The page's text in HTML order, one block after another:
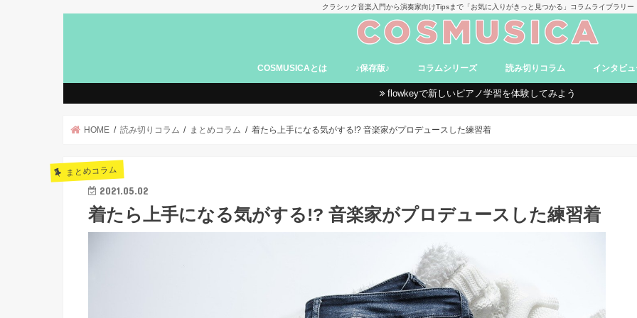
クラシック音楽入門から演奏家向けTipsまで「お気に入りがきっと見つかる」コラムライブラリー
COSMUSICAとは ♪保存版♪ コラムシリーズ
卑弥呼のバッハ探究
World Concert Tour
音楽家のメンタルトレーニング
世界史×吹奏楽 ～時を超えた響き～
オーケストラ日誌！in Germany
そよかとぶらり♪ クラシックデート
コンサートファッショニスタ
映画で学ぶクラシック
進め！ ヴァイオリンおけいこ道
Aroma et Classique
ヴィオラ奏者のベルリン便り
Sunday Classic -名曲紹介-
声楽家みずかのクラシック講座
ちょい聴きから始める現代音楽
「オペラやっぱ楽しかったわ。」
卑弥呼と行くロンドン音楽さんぽ
モーツァルトとワイン旅行
絵画と音楽
読み切りコラム
入門コラム
なるほどコラム
おもしろコラム
受験&留学
レビューコラム
まとめコラム
MAG（manga/anime/game）
インタビ
flowkeyで新しいピアノ学習を体験してみよう
HOME 読み切りコラム まとめコラム 着たら上手になる気がする!? 音楽家がプロデュースした練習着
まとめコラム
2021.05.02
着たら上手になる気がする!? 音楽家がプロデュースした練習着